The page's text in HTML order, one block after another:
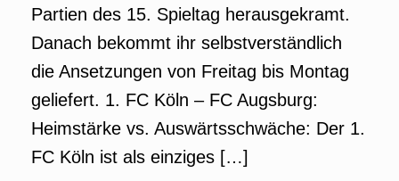
Partien des 15. Spieltag herausgekramt.
Danach bekommt ihr selbstverständlich
die Ansetzungen von Freitag bis Montag
geliefert. 1. FC Köln – FC Augsburg:
Heimstärke vs. Auswärtsschwäche: Der 1.
FC Köln ist als einziges […]